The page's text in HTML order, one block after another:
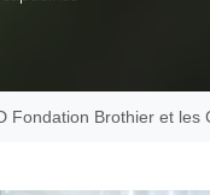
Fondation Brothier et les